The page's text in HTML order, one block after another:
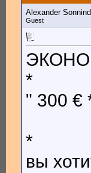
Alexander Sonnind
Guest
*
" 300 €
*
вы